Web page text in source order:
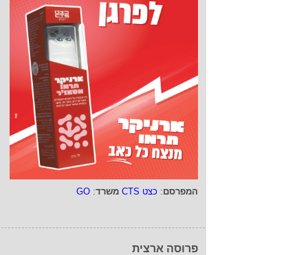
המפרסם: כצט CTS משרד:
GO
פרוסה ארצית